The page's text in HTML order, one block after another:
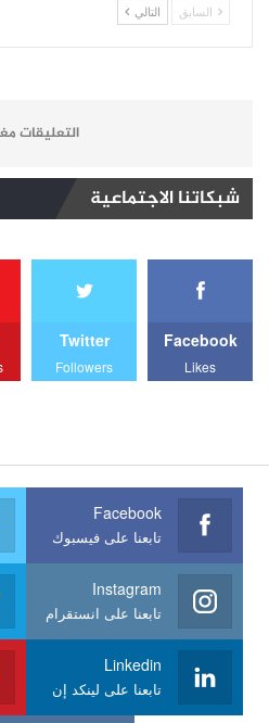
السابق التالي
التعليقات
شبكاتنا الاجتماعية
Facebook
Likes
Twitter
Followers
Facebook
تابعنا على فيسبوك
Instagram
تابعنا على انستقرام
Linkedin
تابعنا على لينكد إن